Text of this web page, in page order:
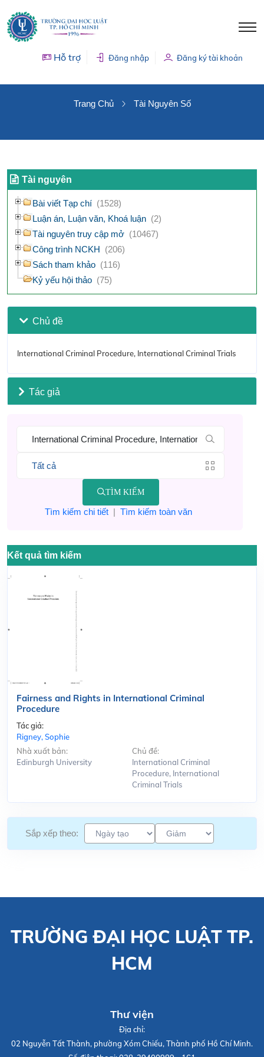
Hỗ trợ Đăng nhập Đăng ký tài khoản
Trang Chủ Tài Nguyên Số
Tài nguyên
Bài viết Tạp chí (1528)
Luận án, Luận văn, Khoá luận (2)
Tài nguyên truy cập mở (10467)
Công trình NCKH (206)
Sách tham khảo (116)
Kỷ yếu hội thảo (75)
Chủ đề
International Criminal Procedure, International Criminal Trials
Tác giả
TÌM KIẾM
Tìm kiếm chi tiết| Tìm kiếm toàn văn
Kết quả tìm kiếm
Fairness and Rights in International Criminal
Procedure
Tác giả:
Rigney, Sophie
Nhà xuất bản:
Edinburgh University
Chủ đề:
International Criminal
Procedure, International
Criminal Trials
Sắp xếp theo:
TRƯỜNG ĐẠI HỌC LUẬT TP.
HCM
Thư viện
Địa chỉ:
02 Nguyễn Tất Thành, phường Xóm Chiếu, Thành phố Hồ Chí Minh.